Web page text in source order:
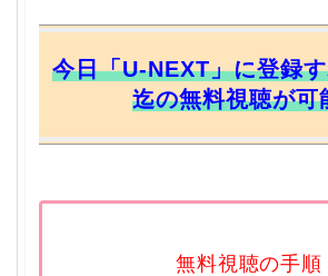
今日「U-NEXT」に登録
迄の無料視聴が可
無料視聴の手順